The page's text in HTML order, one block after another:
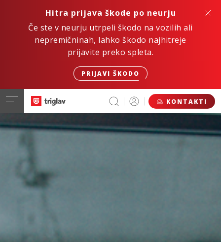
Hitra prijava škode po neurju
Če ste v neurju utrpeli škodo na vozilih ali
nepremičninah, lahko škodo najhitreje
prijavite preko spleta.
PRIJAVI ŠKODO
KONTAKTI